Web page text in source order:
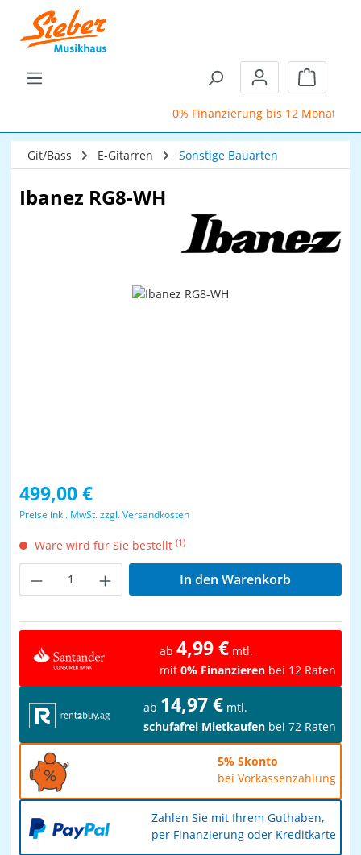
Zum Hauptinhalt springen
0% Finanzierung bis 12 Monate
Git/Bass E-Gitarren Sonstige Bauarten
Ibanez RG8-WH
Bildergalerie überspringen
Regulärer Preis:
499,00 €
Preise inkl. MwSt. zzgl. Versandkosten
Ware wird für Sie bestellt (1)
Produkt Anzahl: Gib den gewünschten
In den Warenkorb
ab 4,99 € mtl.
mit 0% Finanzieren bei 12 Raten
ab 14,97 € mtl.
schufafrei Mietkaufen bei 72 Raten
5% Skonto
bei Vorkassenzahlung
Zahlen Sie mit Ihrem Guthaben,
per Finanzierung oder Kreditkarte